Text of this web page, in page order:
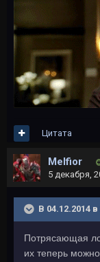
Цитата
Melfior
5 декабря,
В 04.12.2014
Потрясающая
их теперь